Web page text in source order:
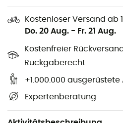
Kostenloser Versand ab
Do. 20 Aug. - Fr. 21 Aug.
Kostenfreier
Rückgaberecht
+1.000.000
Expertenberatung
Mikrofasergewebe, das ein
der Haut bietet.
ersten Wahl macht...
Gewicht: 40 g.